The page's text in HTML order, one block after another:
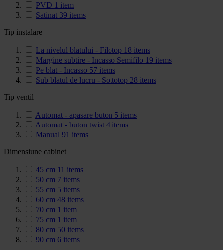
PVD 1 item
Satinat 39 items
Tip instalare
La nivelul blatului - Filotop 18 items
Margine subtire - Incasso Semifilo 19 items
Pe blat - Incasso 57 items
Sub blatul de lucru - Sottotop 28 items
Tip ventil
Automat - apasare buton 5 items
Automat - buton twist 4 items
Manual 91 items
Dimensiune cabinet
45 cm 11 items
50 cm 7 items
55 cm 5 items
60 cm 48 items
70 cm 1 item
75 cm 1 item
80 cm 50 items
90 cm 6 items